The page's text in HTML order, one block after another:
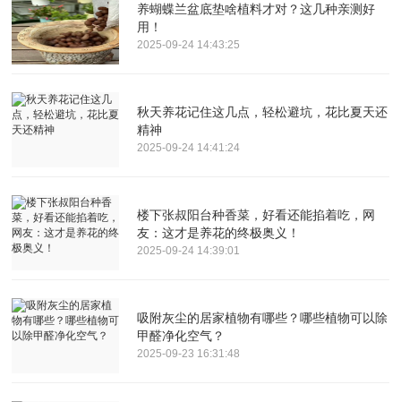
养蝴蝶兰盆底垫啥植料才对？这几种亲测好
用！
2025-09-24 14:43:25
秋天养花记住这几点，轻松避坑，花比夏天还
精神
2025-09-24 14:41:24
楼下张叔阳台种香菜，好看还能掐着吃，网
友：这才是养花的终极奥义！
2025-09-24 14:39:01
吸附灰尘的居家植物有哪些？哪些植物可以除
甲醛净化空气？
2025-09-23 16:31:48